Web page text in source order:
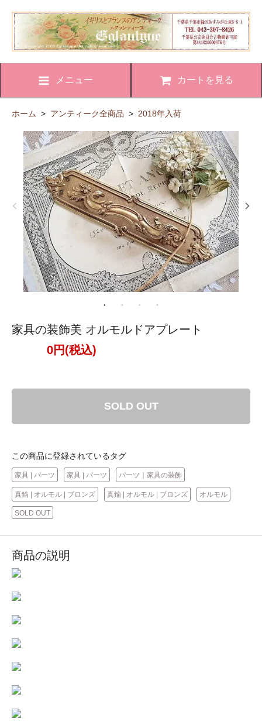
メニュー カートを見る
ホーム > アンティーク全商品 > 2018年入荷
家具の装飾美 オルモルドアプレート
0円(税込)
SOLD OUT
この商品に登録されているタグ
家具 | パーツ 家具 | パーツ パーツ｜家具の装飾
真鍮 | オルモル | ブロンズ 真鍮 | オルモル | ブロンズ オルモル
SOLD OUT
商品の説明